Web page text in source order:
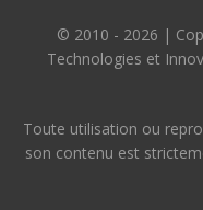
© 2010 - 2026 |
Technologies et
Toute utilisation ou
son contenu est